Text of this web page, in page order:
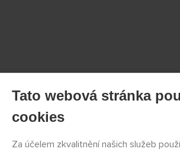
Tato webová stránka
cookies
Za účelem zkvalitnění našich služeb